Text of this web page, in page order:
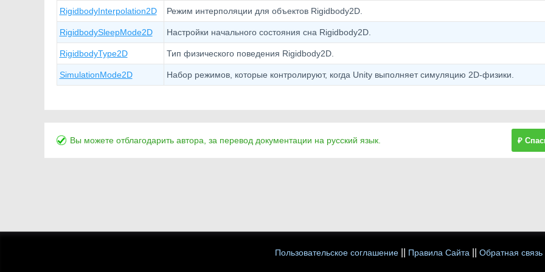
RigidbodyInterpolation2D Режим интерполяции для объектов Rigidbody2D.
RigidbodySleepMode2D Настройки начального состояния сна Rigidbody2D.
RigidbodyType2D Тип физического поведения Rigidbody2D.
SimulationMode2D Набор режимов, которые контролируют, когда Unity выполняет симуляцию 2D-физики.
Вы можете отблагодарить автора, за перевод документации на русский язык. ₽
Пользовательское соглашение Правила Сайта Обратная связь